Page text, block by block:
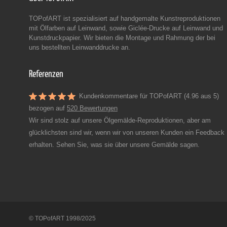
TOPofART ist spezialisiert auf handgemalte Kunstreproduktionen
mit Ölfarben auf Leinwand, sowie Giclée-Drucke auf Leinwand und
Kunstdruckpapier. Wir bieten die Montage und Rahmung der bei
uns bestellten Leinwanddrucke an.
Referenzen
Kundenkommentare für TOPofART (4.96 aus 5)
bezogen auf 520 Bewertungen
Wir sind stolz auf unsere Ölgemälde-Reproduktionen, aber am
glücklichsten sind wir, wenn wir von unseren Kunden ein Feedback
erhalten. Sehen Sie, was sie über unsere Gemälde sagen.
© TOPofART 1998/2025